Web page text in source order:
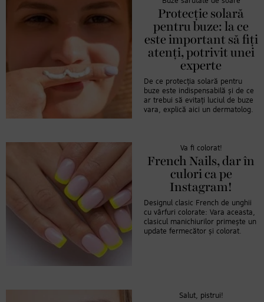
Protecție solară
pentru buze: la ce
este important să fiți
atenți, potrivit unei
experte
De ce protecția solară pentru
buze este indispensabilă și de ce
ar trebui să evitați luciul de buze
vara, explică aici un dermatolog.
Va fi colorat!
French Nails, dar în
culori ca pe
Instagram!
Designul clasic French de unghii
cu vârfuri colorate: Vara aceasta,
clasicul manichiurilor primește un
update fermecător și colorat.
Salut, pistrui!